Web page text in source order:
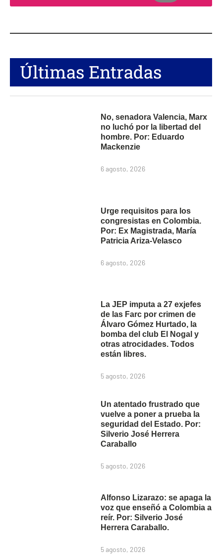
Últimas Entradas
No, senadora Valencia, Marx
no luchó por la libertad del
hombre. Por: Eduardo
Mackenzie
6 agosto, 2026
Urge requisitos para los
congresistas en Colombia.
Por: Ex Magistrada, María
Patricia Ariza-Velasco
6 agosto, 2026
La JEP imputa a 27 exjefes
de las Farc por crimen de
Álvaro Gómez Hurtado, la
bomba del club El Nogal y
otras atrocidades. Todos
están libres.
5 agosto, 2026
Un atentado frustrado que
vuelve a poner a prueba la
seguridad del Estado. Por:
Silverio José Herrera
Caraballo
5 agosto, 2026
Alfonso Lizarazo: se apaga la
voz que enseñó a Colombia a
reír. Por: Silverio José
Herrera Caraballo.
5 agosto, 2026